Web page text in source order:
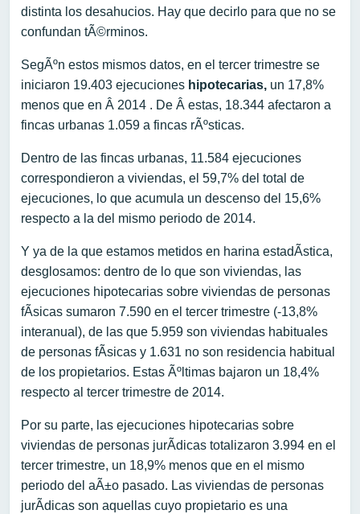
distinta los desahucios. Hay que decirlo para que no se
confundan tÃ©rminos.
SegÃºn estos mismos datos, en el tercer trimestre se
iniciaron 19.403 ejecuciones hipotecarias, un 17,8%
menos que en Â 2014 . De Â estas, 18.344 afectaron a
fincas urbanas 1.059 a fincas rÃºsticas.
Dentro de las fincas urbanas, 11.584 ejecuciones
correspondieron a viviendas, el 59,7% del total de
ejecuciones, lo que acumula un descenso del 15,6%
respecto a la del mismo periodo de 2014.
Y ya de la que estamos metidos en harina estadÃ­stica,
desglosamos: dentro de lo que son viviendas, las
ejecuciones hipotecarias sobre viviendas de personas
fÃ­sicas sumaron 7.590 en el tercer trimestre (-13,8%
interanual), de las que 5.959 son viviendas habituales
de personas fÃ­sicas y 1.631 no son residencia habitual
de los propietarios. Estas Ãºltimas bajaron un 18,4%
respecto al tercer trimestre de 2014.
Por su parte, las ejecuciones hipotecarias sobre
viviendas de personas jurÃ­dicas totalizaron 3.994 en el
tercer trimestre, un 18,9% menos que en el mismo
periodo del aÃ±o pasado. Las viviendas de personas
jurÃ­dicas son aquellas cuyo propietario es una